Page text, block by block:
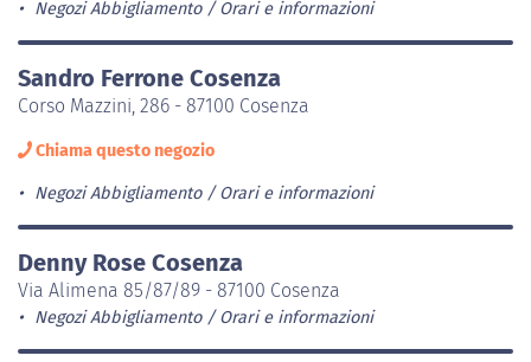
Negozi Abbigliamento Orari e informazioni
Sandro Ferrone Cosenza
Corso Mazzini, 286 - 87100 Cosenza
Chiama questo negozio
Negozi Abbigliamento Orari e informazioni
Denny Rose Cosenza
Via Alimena 85/87/89 - 87100 Cosenza
Negozi Abbigliamento Orari e informazioni